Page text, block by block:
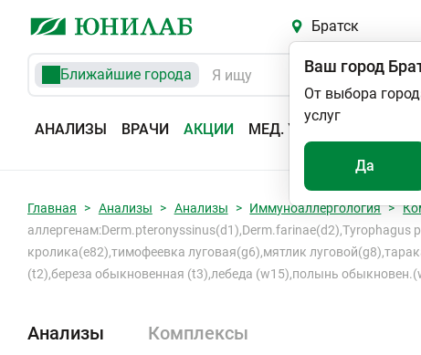
Братск
Ближайшие города
АНАЛИЗЫ ВРАЧИ АКЦИИ МЕД. УСЛУГИ
Ваш город
От выбора
услуг
Да
Главная Анализы Анализы Иммуноаллергология
кролика(e82),тимофеевка луговая(g6),мятлик
(t2),береза обыкновенная (t3),лебеда (w15),полынь
Анализы Комплексы